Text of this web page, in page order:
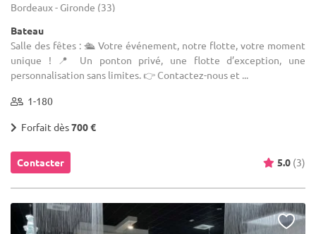
Bordeaux - Gironde (33)
Bateau
Salle des fêtes : 🛳 Votre événement, notre flotte, votre moment
unique ! 📍 Un ponton privé, une flotte d’exception, une
personnalisation sans limites. 👉 Contactez-nous et ...
1-180
Forfait dès700 €
Contacter 5.0 (3)